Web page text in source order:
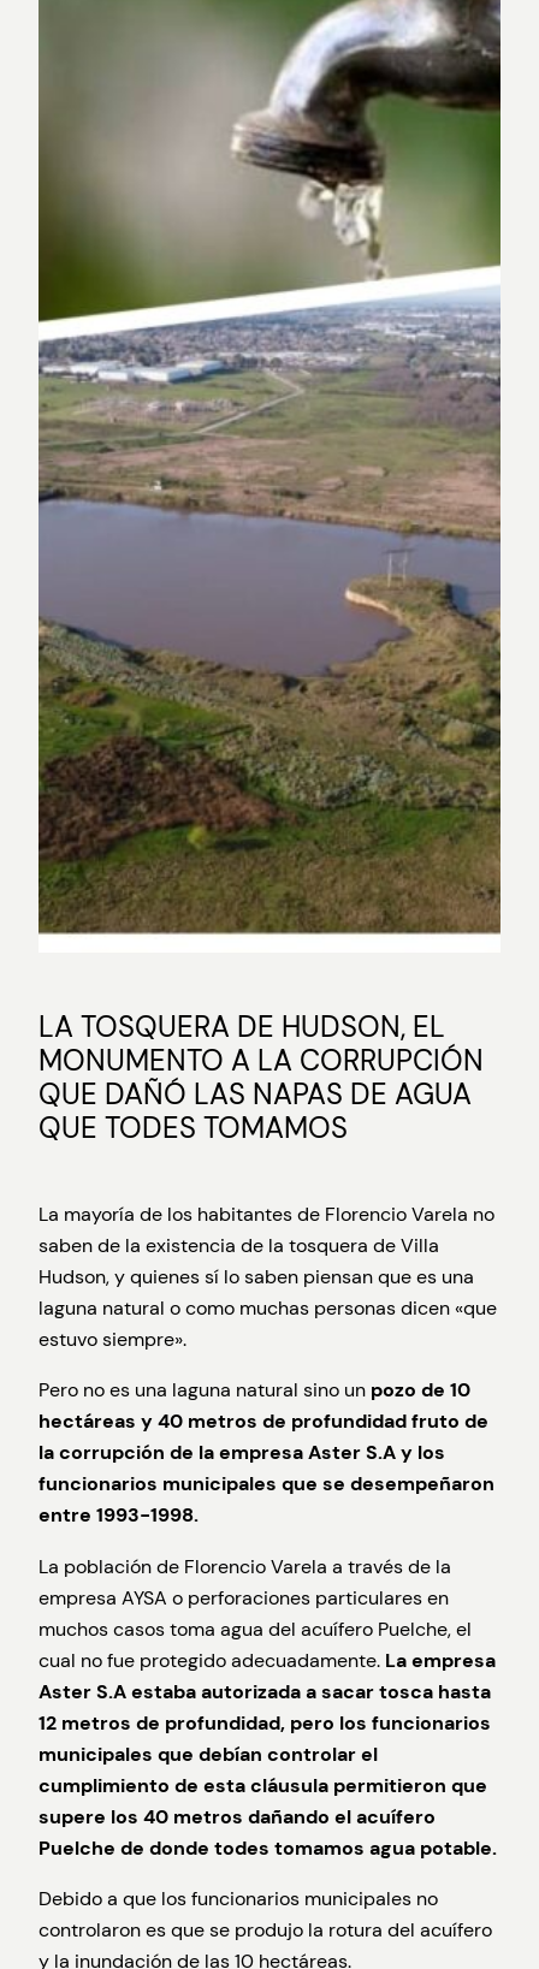
LA TOSQUERA DE HUDSON, EL
MONUMENTO A LA CORRUPCIÓN
QUE DAÑÓ LAS NAPAS DE AGUA
QUE TODES TOMAMOS
La mayoría de los habitantes de Florencio Varela no
saben de la existencia de la tosquera de Villa
Hudson, y quienes sí lo saben piensan que es una
laguna natural o como muchas personas dicen «que
estuvo siempre».
Pero no es una laguna natural sino un pozo de 10
hectáreas y 40 metros de profundidad fruto de
la corrupción de la empresa Aster S.A y los
funcionarios municipales que se desempeñaron
entre 1993-1998.
La población de Florencio Varela a través de la
empresa AYSA o perforaciones particulares en
muchos casos toma agua del acuífero Puelche, el
cual no fue protegido adecuadamente. La empresa
Aster S.A estaba autorizada a sacar tosca hasta
12 metros de profundidad, pero los funcionarios
municipales que debían controlar el
cumplimiento de esta cláusula permitieron que
supere los 40 metros dañando el acuífero
Puelche de donde todes tomamos agua potable.
Debido a que los funcionarios municipales no
controlaron es que se produjo la rotura del acuífero
y la inundación de las 10 hectáreas.